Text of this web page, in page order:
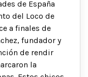
de España
del Loco de
a finales de
fundador y
de rendir
la